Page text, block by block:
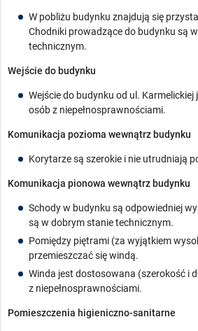
W pobliżu budynku znajdują się
Chodniki prowadzące do budynku są
technicznym.
Wejście do budynku
Wejście do budynku od ul.
osób z niepełnosprawnościami.
Komunikacja pozioma wewnątrz budynku
Korytarze są szerokie i nie utrudniają
Komunikacja pionowa wewnątrz budynku
Schody w budynku są odpowiedniej
są w dobrym stanie technicznym.
Pomiędzy piętrami (za wyjątkiem
przemieszczać się windą.
Winda jest dostosowana (szerokość i
z niepełnosprawnościami.
Pomieszczenia higieniczno-sanitarne